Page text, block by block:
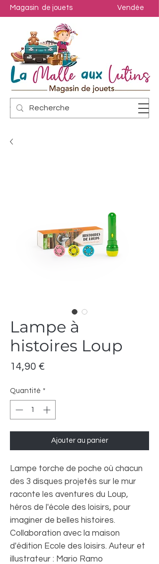
Magasin de jouets Vendée
Lampe à
histoires Loup
14,90 €
Quantité *
Ajouter au panier
Lampe torche de poche où chacun
des 3 disques projetés sur le mur
raconte les aventures du Loup,
héros de l'école des loisirs, pour
imaginer de belles histoires.
Collaboration avec la maison
d'édition Ecole des loisirs. Auteur et
illustrateur : Mario Ramo